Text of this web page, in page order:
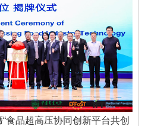
食品超高压协同创新平台共创